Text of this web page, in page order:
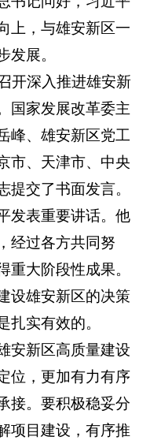
上，与雄安新区一
发展。
开深入推进雄安新
国家发展改革委主
峰、雄安新区党工
市、天津市、中央
提交了书面发言。
发表重要讲话。他
经过各方共同努
重大阶段性成果。
设雄安新区的决策
扎实有效的。
安新区高质量建设
位，更加有力有序
接。要积极稳妥分
项目建设，有序推